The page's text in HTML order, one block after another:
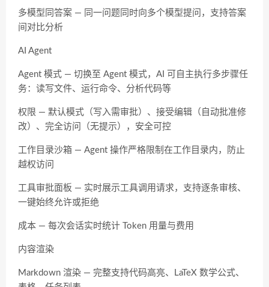
多模型同答案 — 同一问题同时向多个模型提问，支持答案
间对比分析
AI Agent
Agent 模式 — 切换至 Agent 模式，AI 可自主执行多步骤任
务：读写文件、运行命令、分析代码等
权限 — 默认模式（写入需审批）、接受编辑（自动批准修
改）、完全访问（无提示），安全可控
工作目录沙箱 — Agent 操作严格限制在工作目录内，防止
越权访问
工具审批面板 — 实时展示工具调用请求，支持逐条审核、
一键始终允许或拒绝
成本 — 每次会话实时统计 Token 用量与费用
内容渲染
Markdown 渲染 — 完整支持代码高亮、LaTeX 数学公式、